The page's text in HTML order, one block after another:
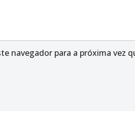
navegador para a próxima vez